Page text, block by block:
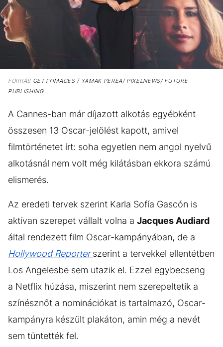
FORRÁSGETTYIMAGES / YAMAK PEREA/ PIXELNEWS/ FUTURE
PUBLISHING
A Cannes-ban már díjazott alkotás egyébként
összesen 13 Oscar-jelölést kapott, amivel
filmtörténetet írt: soha egyetlen nem angol nyelvű
alkotásnál nem volt még kilátásban ekkora számú
elismerés.
Az eredeti tervek szerint Karla Sofía Gascón is
aktívan szerepet vállalt volna a Jacques Audiard
által rendezett film Oscar-kampányában, de a
Hollywood Reporterszerint a tervekkel ellentétben
Los Angelesbe sem utazik el. Ezzel egybecseng
a Netflix húzása, miszerint nem szerepeltetik a
színésznőt a nominációkat is tartalmazó, Oscar-
kampányra készült plakáton, amin még a nevét
sem tüntették fel.